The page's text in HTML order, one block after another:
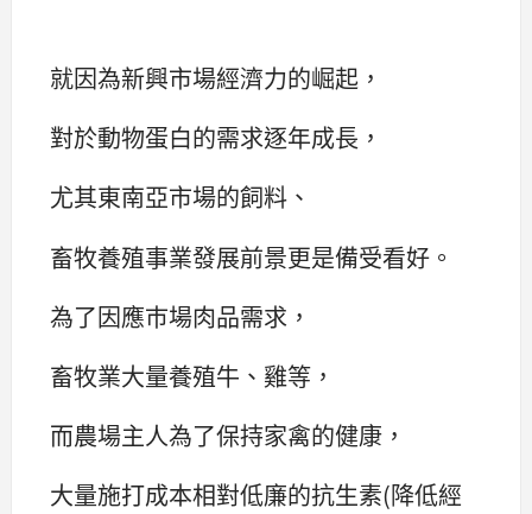
就因為新興市場經濟力的崛起，
對於動物蛋白的需求逐年成長，
尤其東南亞市場的飼料、
畜牧養殖事業發展前景更是備受看好。
為了因應巿場肉品需求，
畜牧業大量養殖牛、雞等，
而農場主人為了保持家禽的健康，
大量施打成本相對低廉的抗生素(降低經